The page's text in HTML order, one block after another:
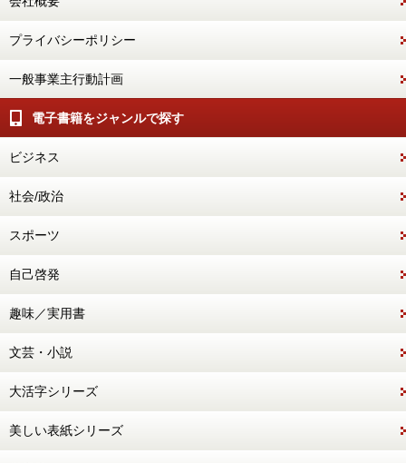
プライバシーポリシー
一般事業主行動計画
電子書籍をジャンルで探す
ビジネス
社会/政治
スポーツ
自己啓発
趣味／実用書
文芸・小説
大活字シリーズ
美しい表紙シリーズ